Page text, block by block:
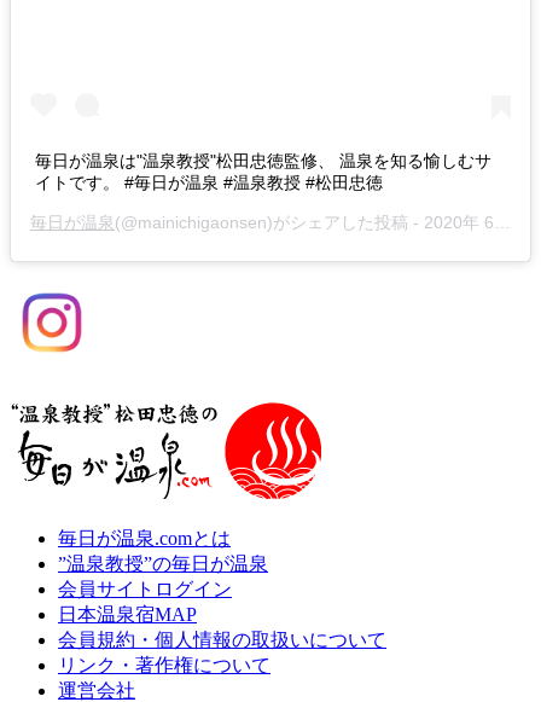
毎日が温泉は"温泉教授"松田忠徳監修、 温泉を知る愉しむサ
イトです。 #毎日が温泉 #温泉教授 #松田忠徳
毎日が温泉(@mainichigaonsen)がシェアした投稿 - 2020年 6月月29日午前12時05分PDT
毎日が温泉.comとは
”温泉教授”の毎日が温泉
会員サイトログイン
日本温泉宿MAP
会員規約・個人情報の取扱いについて
リンク・著作権について
運営会社